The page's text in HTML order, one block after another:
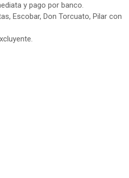
y pago por banco.
Escobar, Don Torcuato, Pilar con